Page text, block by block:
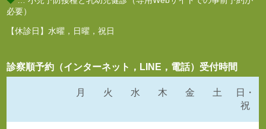
必要）
【休診日】水曜，日曜，祝日
診察順予約（インターネット，LINE，電話）受付時間
月 火 水 木 金 土
日・
祝